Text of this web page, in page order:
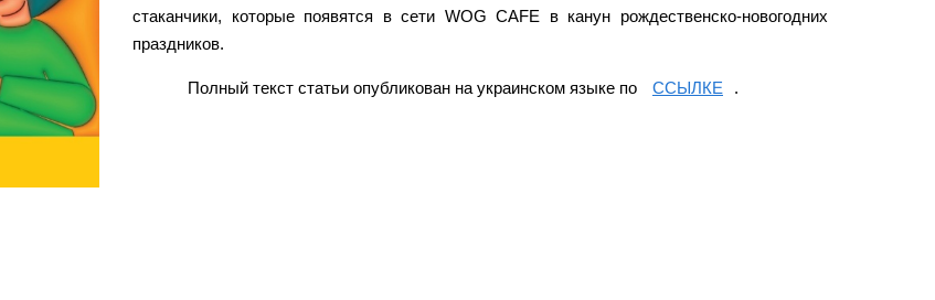
стаканчики, которые появятся в сети WOG CAFE в канун рождественско-новогодних
праздников.
Полный текст статьи опубликован на украинском языке по ССЫЛКЕ .